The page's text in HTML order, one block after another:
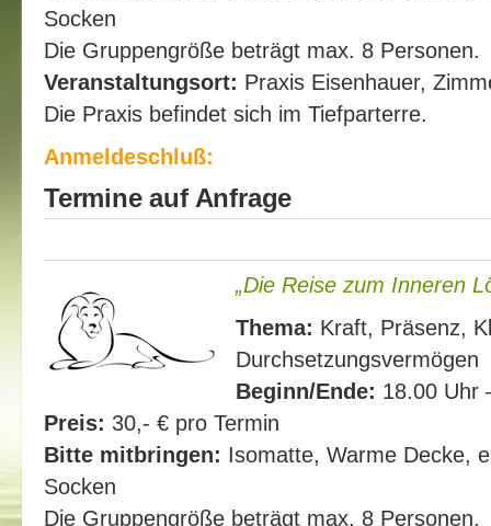
Socken
Die Gruppengröße beträgt max. 8 Personen.
Veranstaltungsort: Praxis Eisenhauer,
Die Praxis befindet sich im Tiefparterre.
Anmeldeschluß:
Termine auf Anfrage
„Die Reise zum Inneren
Thema: Kraft, Präsenz,
Durchsetzungsvermögen
Beginn/Ende: 18.00 Uhr
Preis: 30,- € pro Termin
Bitte mitbringen: Isomatte, Warme Decke,
Socken
Die Gruppengröße beträgt max. 8 Personen.